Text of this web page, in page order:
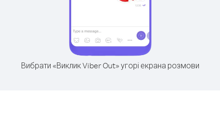
Вибрати «Виклик Viber Out» угорі екрана розмови